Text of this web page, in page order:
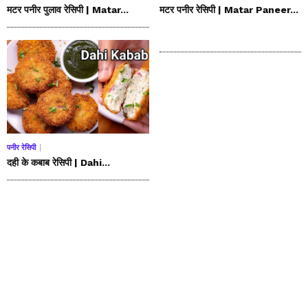
मटर पनीर पुलाव रेसिपी | Matar... मटर पनीर रेसिपी | Matar Paneer...
पनीर रेसिपी
दही के कबाब रेसिपी | Dahi...